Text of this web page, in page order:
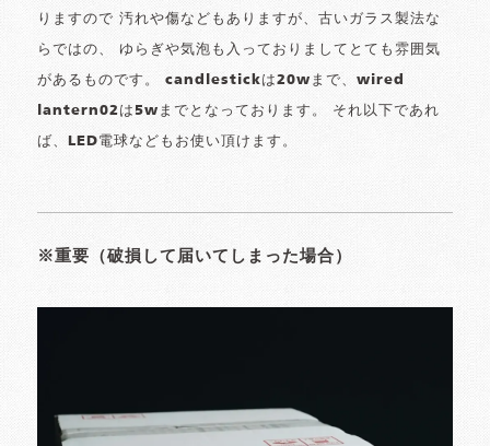
りますので 汚れや傷などもありますが、古いガラス製法な
らではの、 ゆらぎや気泡も入っておりましてとても雰囲気
があるものです。 candlestickは20wまで、wired
lantern02は5wまでとなっております。 それ以下であれ
ば、LED電球などもお使い頂けます。
※重要（破損して届いてしまった場合）